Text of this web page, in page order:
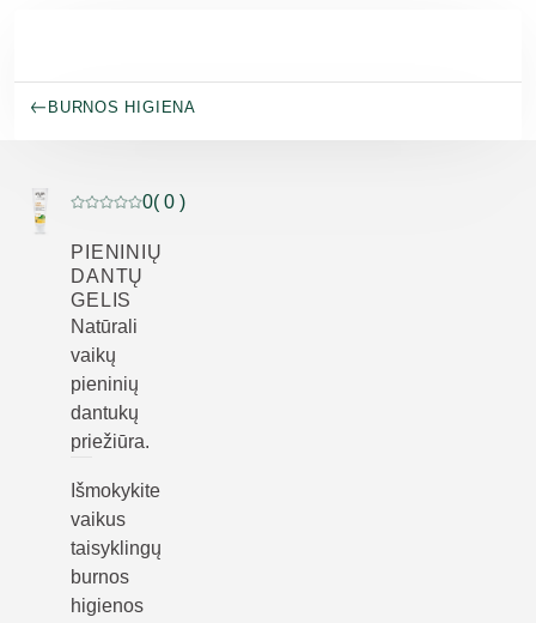
BURNOS HIGIENA
Dabartinis įvertinimas: 0 iš 5 žvaigždučių įvertino 0
0( 0 )
PIENINIŲ
DANTŲ
GELIS
Natūrali
vaikų
pieninių
dantukų
priežiūra.
Išmokykite
vaikus
taisyklingų
burnos
higienos